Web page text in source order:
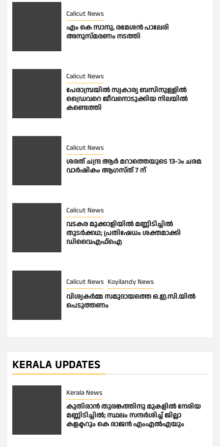
Calicut News
എം കെ സാനു, രമേശൻ പാലേരി
അനുസ്മരണം നടത്തി
Calicut News
പേരാമ്പ്രയിൽ സ്വകാര്യ ബസിനുള്ളിൽ
ഡ്രൈവറെ ജീവനൊടുക്കിയ നിലയിൽ
കണ്ടെത്തി
Calicut News
ശരത് ചന്ദ്ര ആർ മറാത്തെയുടെ 13-ാം ചരമ
വാർഷികം ആഗസ്ത് 7 ന്
Calicut News
വടകര മുക്കാളിയിൽ മണ്ണിടിച്ചിൽ
തുടർക്കഥ; പ്രതിഷേധം ശക്തമാക്കി
ഡിവൈഎഫ്ഐ
Calicut News Koyilandy News
വിശ്വകർമ്മ സമുദായത്തെ ഒ.ഇ.സി.യിൽ
പെടുത്തണം
KERALA UPDATES
Kerala News
കുതിരാന്‍ തുരങ്കത്തിനു മുകളില്‍ നേരിയ
മണ്ണിടിച്ചില്‍; സ്ഥലം സന്ദര്‍ശിച്ച് ജില്ലാ
കളക്ടറും കെ രാജന്‍ എംഎല്‍എയും